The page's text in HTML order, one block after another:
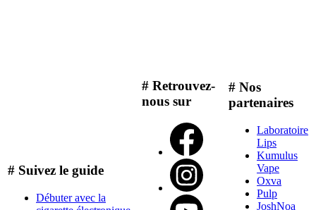
# Suivez le guide
Débuter avec la
# Retrouvez-
nous sur
# Nos
partenaires
Laboratoire
Lips
Kumulus
Vape
Oxva
Pulp
JoshNoa